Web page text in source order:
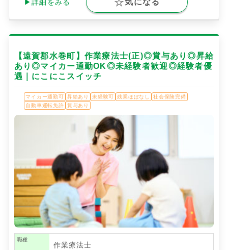
▶詳細をみる 気になる
【遠賀郡水巻町】作業療法士(正)◎賞与あり◎昇給
あり◎マイカー通勤OK◎未経験者歓迎◎経験者優
遇｜にこにこスイッチ
マイカー通勤可 昇給あり 未経験可 残業ほぼなし
社会保険完備
自動車運転免許
賞与あり
職種
作業療法士